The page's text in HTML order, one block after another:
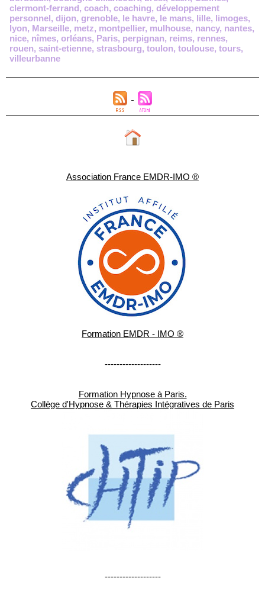
Association France EMDR-IMO ®
Formation EMDR - IMO ®
-------------------
Formation Hypnose à Paris.
Collège d'Hypnose & Thérapies Intégratives de Paris
-------------------
clermont-ferrand, coach, coaching, développement
personnel, dijon, grenoble, le havre, le mans, lille, limoges,
lyon, Marseille, metz, montpellier, mulhouse, nancy, nantes,
nice, nîmes, orléans, Paris, perpignan, reims, rennes,
rouen, saint-etienne, strasbourg, toulon, toulouse, tours,
villeurbanne